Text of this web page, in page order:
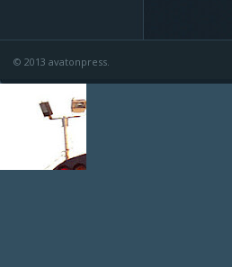
© 2013 avatonpress.